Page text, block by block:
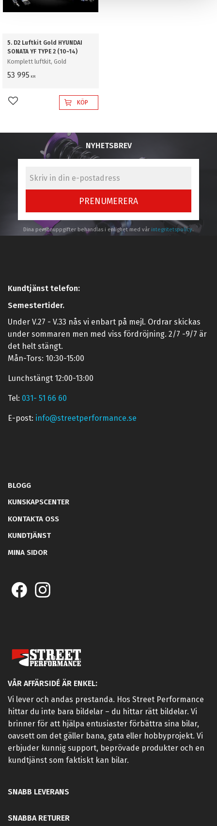
5. D2 Luftkit Gold HYUNDAI
SONATA YF TYPE 2 (10~14)
Komplett luftkit, Gold
53 995 KR
Lägg till i favoriterKÖP
NYHETSBREV
PRENUMERERA
Dina personuppgifter behandlas i enlighet med vår integritetspolicy.
Kundtjänst telefon:
Semestertider.
Under V.27 - V.33 nås vi enbart på mejl. Ordrar skickas
under sommaren men med viss fördröjning. 2/7 -9/7 är
det helt stängt.
Mån-Tors: 10:30-15:00
Lunchstängt 12:00-13:00
Tel: 031- 51 66 60
E-post: info@streetperformance.se
BLOGG
KUNSKAPSCENTER
KONTAKTA OSS
KUNDTJÄNST
MINA SIDOR
VÅR AFFÄRSIDÉ ÄR ENKEL:
Vi lever och andas prestanda. Hos Street Performance
hittar du inte bara bildelar – du hittar rätt bildelar. Vi
brinner för att hjälpa entusiaster förbättra sina bilar,
oavsett om det gäller bana, gata eller hobbyprojekt. Vi
erbjuder kunnig support, beprövade produkter och en
kundtjänst som faktiskt kan bilar.
SNABB LEVERANS
SNABBA RETURER